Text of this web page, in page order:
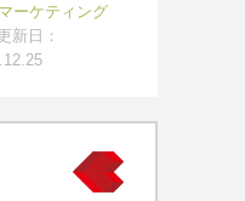
ーケティング
新日：